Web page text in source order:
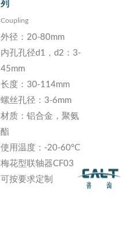
列
Coupling
外径：20-80mm
内孔孔径d1，d2：3-
45mm
长度：30-114mm
螺丝孔径：3-6mm
材质：铝合金，聚氨
酯
使用温度：-20-60°C
梅花型联轴器CF03
可按要求定制